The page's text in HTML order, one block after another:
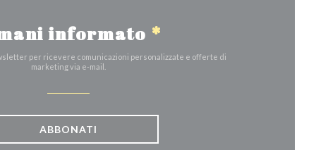
informato *
per ricevere comunicazioni personalizzate e offerte di
marketing via e-mail.
ABBONATI